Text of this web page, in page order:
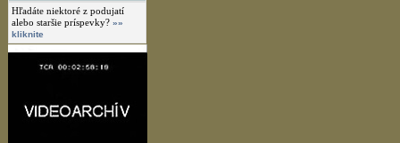
Hľadáte niektoré z podujatí
alebo staršie príspevky? »»
kliknite